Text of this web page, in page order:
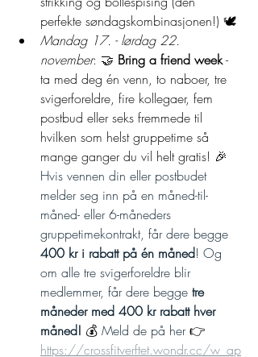
perfekte søndagskombinasjonen!) 🕊️
Mandag 17. - lørdag 22.
november: 🤝 Bring a friend week -
ta med deg én venn, to naboer, tre
svigerforeldre, fire kollegaer, fem
postbud eller seks fremmede til
hvilken som helst gruppetime så
mange ganger du vil helt gratis! 🎉
Hvis vennen din eller postbudet
melder seg inn på en måned-til-
måned- eller 6-måneders
gruppetimekontrakt, får dere begge
400 kr i rabatt på én måned! Og
om alle tre svigerforeldre blir
medlemmer, får dere begge tre
måneder med 400 kr rabatt hver
måned! 💰 Meld de på her 👉
https://crossfitverftet.wondr.cc/w_ap